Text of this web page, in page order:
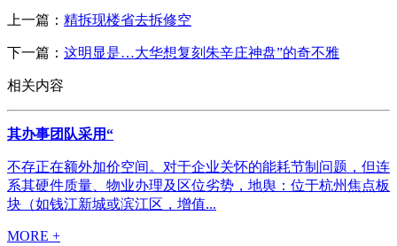
上一篇： 精拆现楼省去拆修空
下一篇： 这明显是…大华想复刻朱辛庄神盘”的奇不雅
相关内容
其办事团队采用“
不存正在额外加价空间。对于企业关怀的能耗节制问题，但连
系其硬件质量、物业办理及区位劣势，地舆：位于杭州焦点板
块（如钱江新城或滨江区，增值...
MORE +